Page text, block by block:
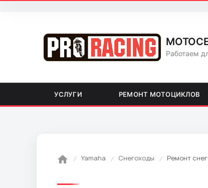
Работаем
УСЛУГИ РЕМОНТ МОТОЦИКЛОВ
Yamaha Снегоходы Ремонт